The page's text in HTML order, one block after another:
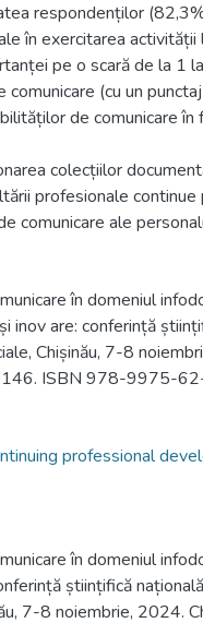
respondenților
în exercitarea activității
pe o scară de la 1
(cu un
de comunicare în
colecțiilor
profesionale continue
comunicare ale
în domeniul
inov are: conferință
Chișinău, 7-8
146. ISBN 978-9975-
professional
în domeniul
științifică
7-8 noiembrie, 2024.